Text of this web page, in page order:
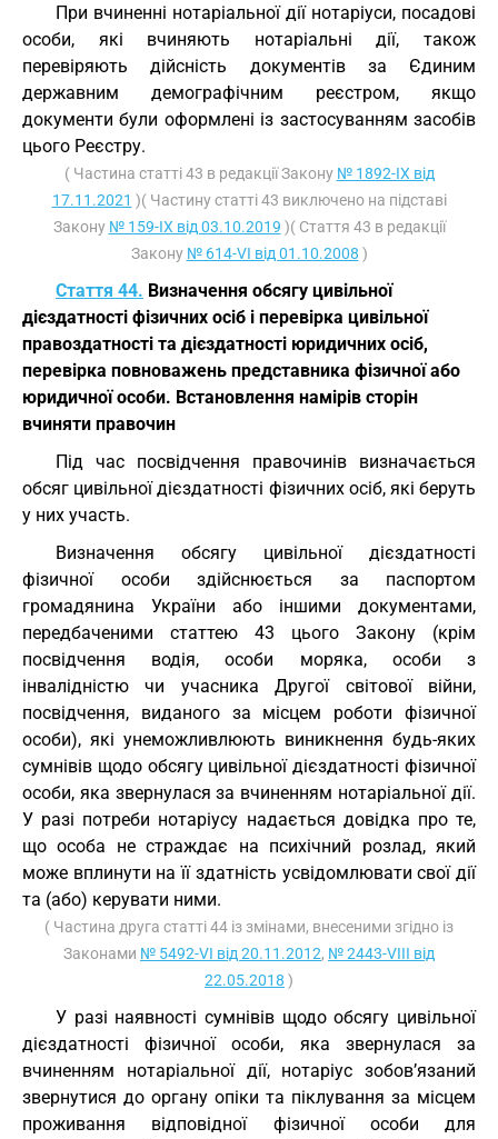
При вчиненні нотаріальної дії нотаріуси, посадові
особи, які вчиняють нотаріальні дії, також
перевіряють дійсність документів за Єдиним
державним демографічним реєстром, якщо
документи були оформлені із застосуванням засобів
цього Реєстру.
( Частина статті 43 в редакції Закону № 1892-IX від
17.11.2021 )( Частину статті 43 виключено на підставі
Закону № 159-IX від 03.10.2019 )( Стаття 43 в редакції
Закону № 614-VI від 01.10.2008 )
Стаття 44. Визначення обсягу цивільної
дієздатності фізичних осіб і перевірка цивільної
правоздатності та дієздатності юридичних осіб,
перевірка повноважень представника фізичної або
юридичної особи. Встановлення намірів сторін
вчиняти правочин
Під час посвідчення правочинів визначається
обсяг цивільної дієздатності фізичних осіб, які беруть
у них участь.
Визначення обсягу цивільної дієздатності
фізичної особи здійснюється за паспортом
громадянина України або іншими документами,
передбаченими статтею 43 цього Закону (крім
посвідчення водія, особи моряка, особи з
інвалідністю чи учасника Другої світової війни,
посвідчення, виданого за місцем роботи фізичної
особи), які унеможливлюють виникнення будь-яких
сумнівів щодо обсягу цивільної дієздатності фізичної
особи, яка звернулася за вчиненням нотаріальної дії.
У разі потреби нотаріусу надається довідка про те,
що особа не страждає на психічний розлад, який
може вплинути на її здатність усвідомлювати свої дії
та (або) керувати ними.
( Частина друга статті 44 із змінами, внесеними згідно із
Законами № 5492-VI від 20.11.2012, № 2443-VIII від
22.05.2018 )
У разі наявності сумнівів щодо обсягу цивільної
дієздатності фізичної особи, яка звернулася за
вчиненням нотаріальної дії, нотаріус зобов’язаний
звернутися до органу опіки та піклування за місцем
проживання відповідної фізичної особи для